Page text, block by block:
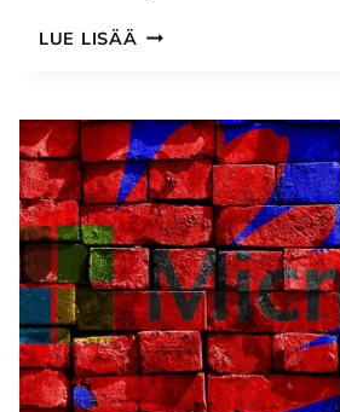
LUE LISÄÄ MICROSOFT
LISENSSI
VS
LIGHT
SOC
-
PALVELU:
OMINAISUUDET,
HINTA
JA
EROT